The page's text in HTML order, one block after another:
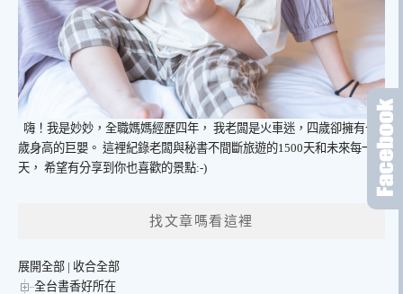
嗨！我是妙妙，全職媽媽經歷四年， 我老闆是火車迷，四歲卻擁有七
歲身高的巨嬰。 這裡紀錄老闆與秘書不間斷旅遊的1500天和未來每一
天， 希望有分享到你也喜歡的景點:-)
找文章嗎看這裡
展開全部 | 收合全部
全台書香好所在